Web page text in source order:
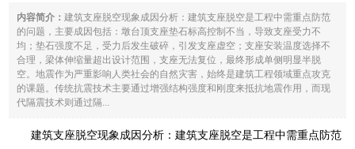
内容简介：建筑支座脱空现象成因分析：建筑支座脱空是工程中需重点防范
的问题，主要成因包括：墩台顶支座垫石标高控制不当，导致支座受力不
均；垫石强度不足，受力后发生破碎，引发支座虚空；支座安装温度选择不
合理，梁体伸缩量超出设计范围，支座无法复位，最终形成单侧明显半脱
空。地震作为严重影响人类社会的自然灾害，始终是建筑工程领域重点攻克
的课题。传统抗震技术主要通过增强结构强度和刚度来抵抗地震作用，而现
代隔震技术则通过隔...
建筑支座脱空现象成因分析：建筑支座脱空是工程中需重点防范